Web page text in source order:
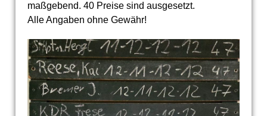
maßgebend. 40 Preise sind ausgesetzt.
Alle Angaben ohne Gewähr!